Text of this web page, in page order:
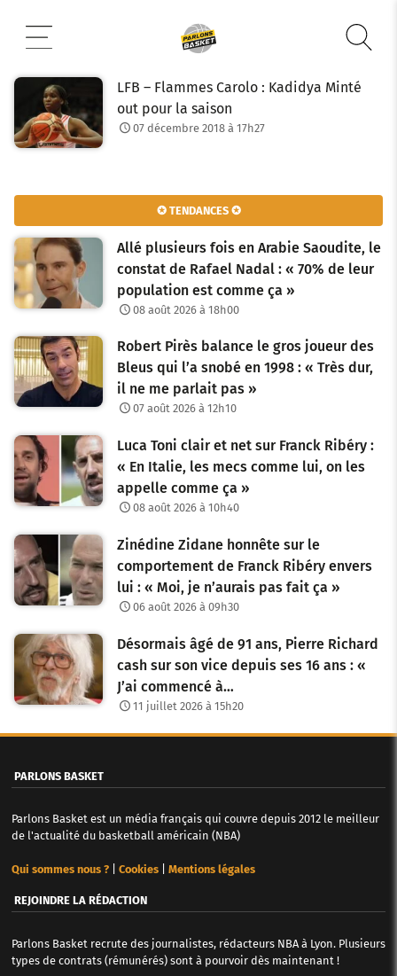
contenu
LFB – Flammes Carolo : Kadidya Minté
out pour la saison
07 décembre 2018 à 17h27
✪ TENDANCES ✪
Allé plusieurs fois en Arabie Saoudite, le
constat de Rafael Nadal : « 70% de leur
population est comme ça »
08 août 2026 à 18h00
Robert Pirès balance le gros joueur des
Bleus qui l’a snobé en 1998 : « Très dur,
il ne me parlait pas »
07 août 2026 à 12h10
Luca Toni clair et net sur Franck Ribéry :
« En Italie, les mecs comme lui, on les
appelle comme ça »
08 août 2026 à 10h40
Zinédine Zidane honnête sur le
comportement de Franck Ribéry envers
lui : « Moi, je n’aurais pas fait ça »
06 août 2026 à 09h30
Désormais âgé de 91 ans, Pierre Richard
cash sur son vice depuis ses 16 ans : «
J’ai commencé à…
11 juillet 2026 à 15h20
PARLONS BASKET
Parlons Basket est un média français qui couvre depuis 2012 le meilleur
de l'actualité du basketball américain (NBA)
Qui sommes nous ?| Cookies| Mentions légales
REJOINDRE LA RÉDACTION
Parlons Basket recrute des journalistes, rédacteurs NBA à Lyon. Plusieurs
types de contrats (rémunérés) sont à pourvoir dès maintenant !